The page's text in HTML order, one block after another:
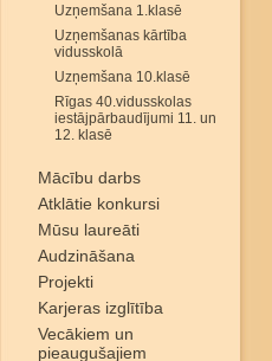
Uzņemšana 1.klasē
Uzņemšanas kārtība
vidusskolā
Uzņemšana 10.klasē
Rīgas 40.vidusskolas
iestājpārbaudījumi 11. un
12. klasē
Mācību darbs
Atklātie konkursi
Mūsu laureāti
Audzināšana
Projekti
Karjeras izglītība
Vecākiem un
pieaugušajiem